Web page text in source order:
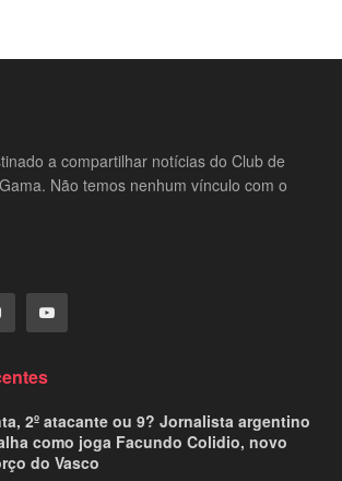
a compartilhar notícias do Club de
Não temos nenhum vínculo com o
2º atacante ou 9? Jornalista argentino
como joga Facundo Colidio, novo
do Vasco